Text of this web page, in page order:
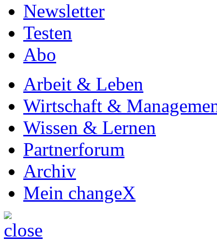
Newsletter
Testen
Abo
Arbeit & Leben
Wirtschaft &
Wissen & Lernen
Partnerforum
Archiv
Mein changeX